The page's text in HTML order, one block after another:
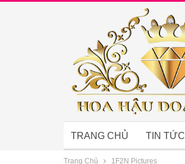
TRANG CHỦ TIN TỨC
Trang Chủ 1F2N Pictures